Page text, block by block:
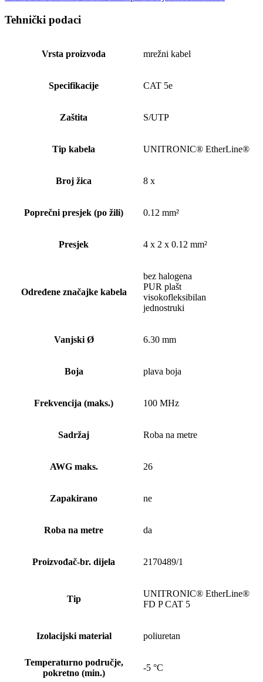
Tehnički podaci
Vrsta proizvoda mrežni kabel
Specifikacije CAT 5e
Zaštita S/UTP
Tip kabela UNITRONIC® EtherLine®
Broj žica 8 x
Poprečni presjek (po žili) 0.12 mm²
Presjek 4 x 2 x 0.12 mm²
Određene značajke kabela
bez halogena
PUR plašt
visokofleksibilan
jednostruki
Vanjski Ø 6.30 mm
Boja plava boja
Frekvencija (maks.) 100 MHz
Sadržaj Roba na metre
AWG maks. 26
Zapakirano ne
Roba na metre da
Proizvođač-br. dijela 2170489/1
Tip
UNITRONIC® EtherLine®
FD P CAT 5
Izolacijski material poliuretan
Temperaturno područje,
pokretno (min.)
-5 °C